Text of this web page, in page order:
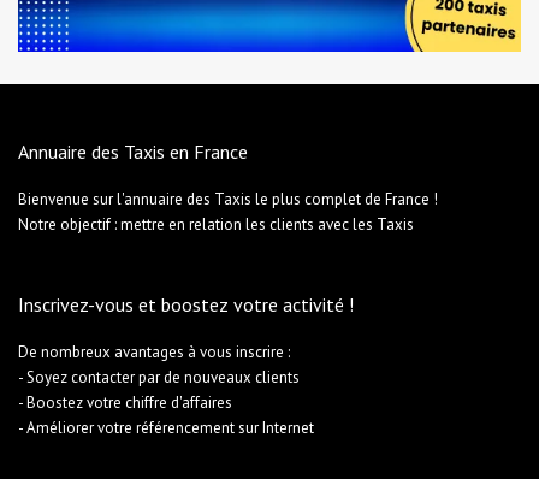
Annuaire des Taxis en France
Bienvenue sur l'annuaire des Taxis le plus complet de France !
Notre objectif : mettre en relation les clients avec les Taxis
Inscrivez-vous et boostez votre activité !
De nombreux avantages à vous inscrire :
- Soyez contacter par de nouveaux clients
- Boostez votre chiffre d'affaires
- Améliorer votre référencement sur Internet